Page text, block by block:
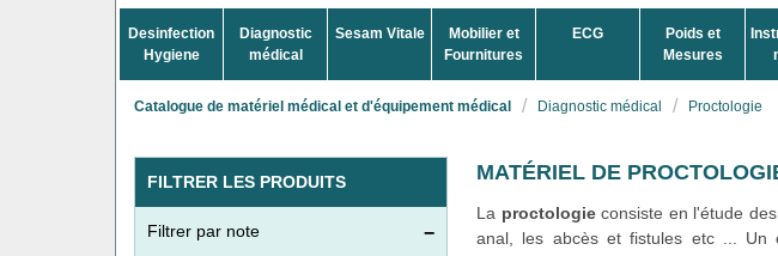
Desinfection
Hygiene
Diagnostic
médical
Sesam Vitale
Mobilier et
Fournitures
ECG
Poids et
Mesures
Catalogue de matériel médical et d'équipement médical Diagnostic médical Proctologie
FILTRER LES PRODUITS
Filtrer par note
MATÉRIEL DE
La proctologieconsiste en l'étude
anal, les abcès et fistules etc ... Un